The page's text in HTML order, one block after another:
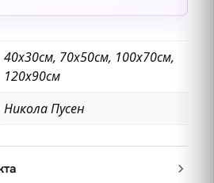
40х30см, 70х50см, 100х70см,
120х90см
Никола Пусен